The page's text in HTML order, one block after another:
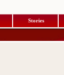
Stories